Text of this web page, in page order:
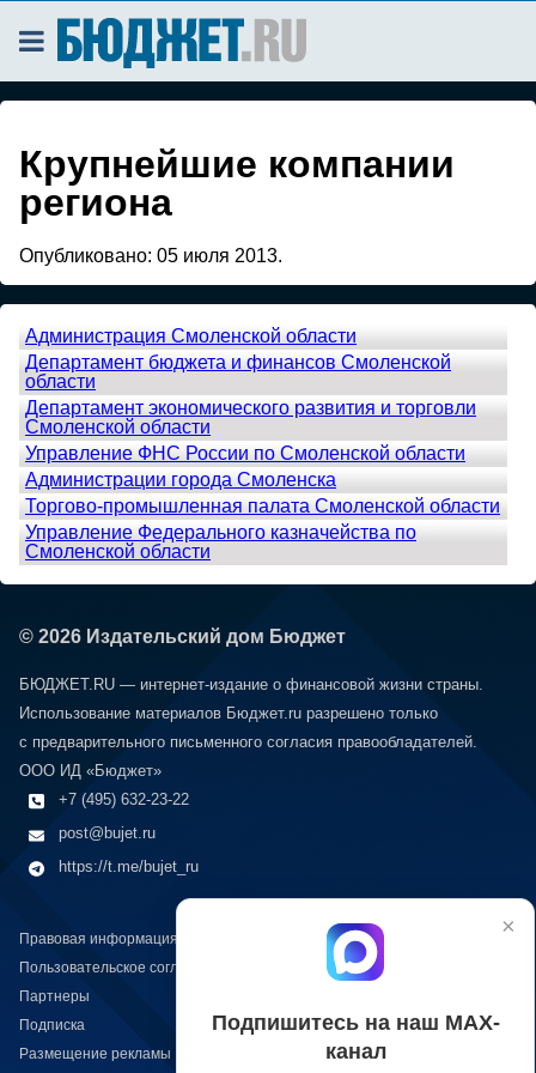
Крупнейшие компании
региона
Опубликовано: 05 июля 2013.
Администрация Смоленской области
Департамент бюджета и финансов Смоленской
области
Департамент экономического развития и торговли
Смоленской области
Управление ФНС России по Смоленской области
Администрации города Смоленска
Торгово-промышленная палата Смоленской области
Управление Федерального казначейства по
Смоленской области
© 2026 Издательский дом Бюджет
БЮДЖЕТ.RU — интернет-издание о финансовой жизни страны.
Использование материалов Бюджет.ru разрешено только
с предварительного письменного согласия правообладателей.
ООО ИД «Бюджет»
+7 (495) 632-23-22
post@bujet.ru
https://t.me/bujet_ru
Правовая информация
Пользовательское соглашение
Партнеры
Подписка
Размещение рекламы
×
Подпишитесь на наш МАХ-
канал